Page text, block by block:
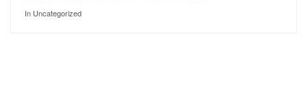
In Uncategorized